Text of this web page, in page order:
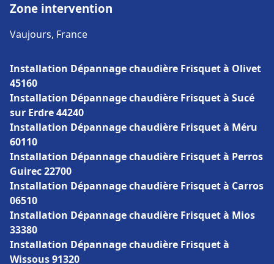
Zone intervention
Vaujours, France
Installation Dépannage chaudière Frisquet à Olivet
45160
Installation Dépannage chaudière Frisquet à Sucé
sur Erdre 44240
Installation Dépannage chaudière Frisquet à Méru
60110
Installation Dépannage chaudière Frisquet à Perros
Guirec 22700
Installation Dépannage chaudière Frisquet à Carros
06510
Installation Dépannage chaudière Frisquet à Mios
33380
Installation Dépannage chaudière Frisquet à
Wissous 91320